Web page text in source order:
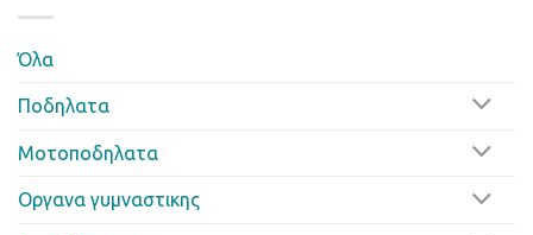
Όλα
Ποδηλατα
Μοτοποδηλατα
Οργανα γυμναστικης